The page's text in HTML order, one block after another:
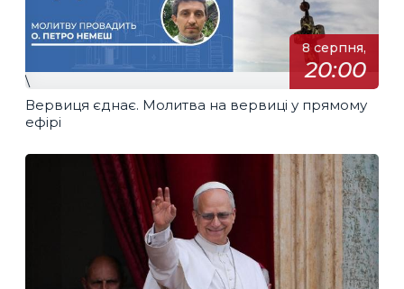
8 серпня,
20:00
\
Вервиця єднає. Молитва на вервиці у прямому
ефірі